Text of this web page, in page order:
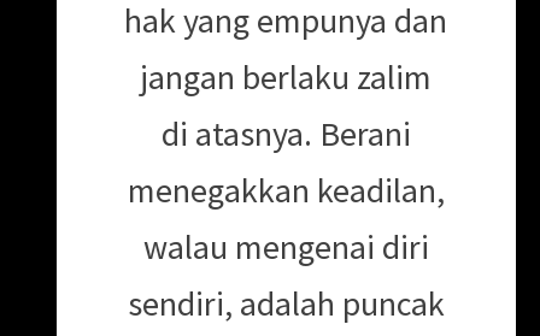
hak yang empunya dan
jangan berlaku zalim
di atasnya. Berani
menegakkan keadilan,
walau mengenai diri
sendiri, adalah puncak